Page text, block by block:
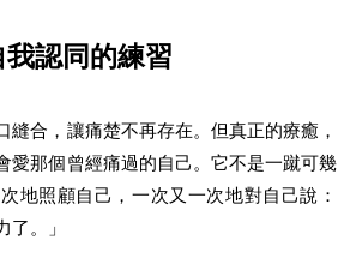
認同的練習
縫合，讓痛楚不再存在。但真正的療癒，
愛那個曾經痛過的自己。它不是一蹴可幾
地照顧自己，一次又一次地對自己說：
了。」